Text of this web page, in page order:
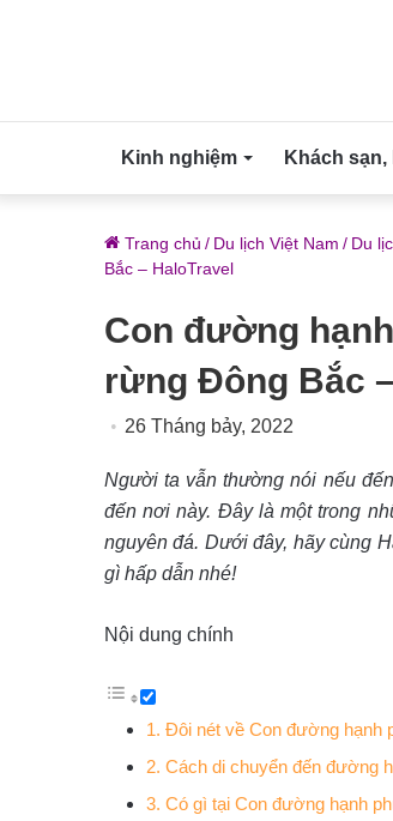
Kinh nghiệm Khách sạn,
Trang chủ / Du lịch Việt Nam / Du
Bắc – HaloTravel
Con đường
rừng Đông Bắc
26 Tháng bảy, 2022
Người ta vẫn thường nói nếu
đến nơi này. Đây là một trong
nguyên đá. Dưới đây, hãy cùng
gì hấp dẫn nhé!
Nội dung chính
1. Đôi nét về Con đường hạnh
2. Cách di chuyển đến đường
3. Có gì tại Con đường hạnh